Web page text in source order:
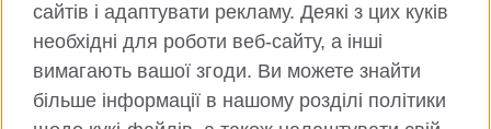
TikTok YouTube
сайтів і адаптувати рекламу. Деякі з цих куків
необхідні для роботи веб-сайту, а інші
вимагають вашої згоди. Ви можете знайти
більше інформації в нашому розділі політики